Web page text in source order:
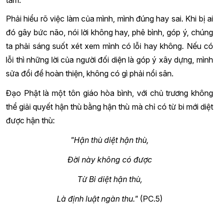
Phải hiểu rõ việc làm của mình, mình đúng hay sai. Khi bị ai
đó gây bức não, nói lời không hay, phê bình, góp ý, chúng
ta phải sáng suốt xét xem mình có lỗi hay không. Nếu có
lỗi thì những lời của người đối diện là góp ý xây dựng, mình
sửa đổi để hoàn thiện, không có gì phải nổi sân.
Đạo Phật là một tôn giáo hòa bình, với chủ trương không
thể giải quyết hận thù bằng hận thù mà chỉ có từ bi mới diệt
được hận thù:
"Hận thù diệt hận thù,
Đời này không có được
Từ Bi diệt hận thù,
Là định luật ngàn thu."(PC.5)